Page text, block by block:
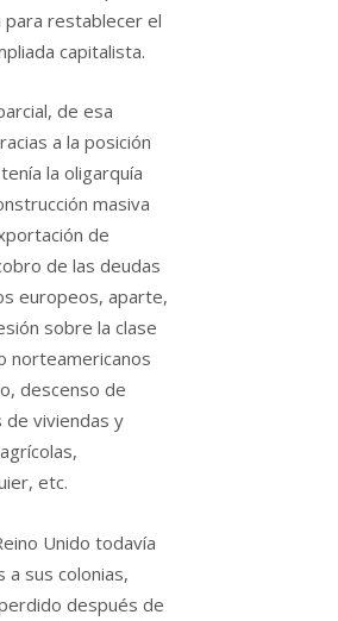
restablecer el
capitalista.
de esa
a la posición
la oligarquía
masiva
de
de las deudas
europeos, aparte,
sobre la clase
norteamericanos
descenso de
de viviendas y
etc.
Unido todavía
a sus colonias,
después de